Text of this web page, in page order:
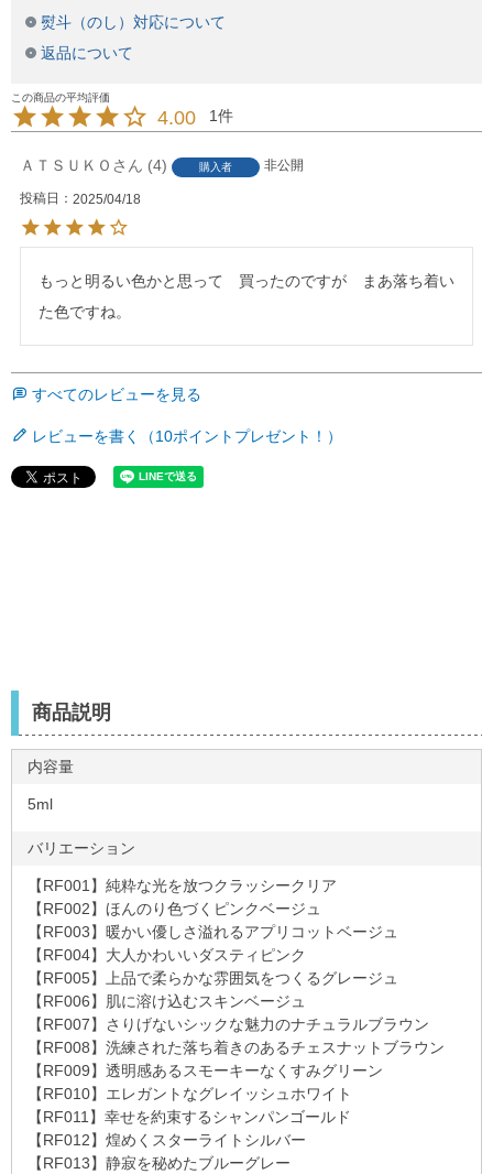
熨斗（のし）対応について
返品について
4.00 1
ＡＴＳＵＫＯ 4 購入者 非公開
投稿日 2025/04/18
もっと明るい色かと思って　買ったのですが　まあ落ち着い
た色ですね。
すべてのレビューを見る
レビューを書く（10ポイントプレゼント！）
商品説明
内容量
5ml
バリエーション
【RF001】純粋な光を放つクラッシークリア
【RF002】ほんのり色づくピンクベージュ
【RF003】暖かい優しさ溢れるアプリコットベージュ
【RF004】大人かわいいダスティピンク
【RF005】上品で柔らかな雰囲気をつくるグレージュ
【RF006】肌に溶け込むスキンベージュ
【RF007】さりげないシックな魅力のナチュラルブラウン
【RF008】洗練された落ち着きのあるチェスナットブラウン
【RF009】透明感あるスモーキーなくすみグリーン
【RF010】エレガントなグレイッシュホワイト
【RF011】幸せを約束するシャンパンゴールド
【RF012】煌めくスターライトシルバー
【RF013】静寂を秘めたブルーグレー